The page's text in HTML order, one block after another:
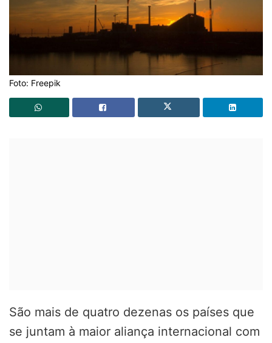
Foto: Freepik
São mais de quatro dezenas os países que
se juntam à maior aliança internacional com